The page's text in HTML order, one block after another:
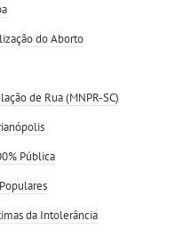
do Aborto
de Rua (MNPR-SC)
Pública
da Intolerância